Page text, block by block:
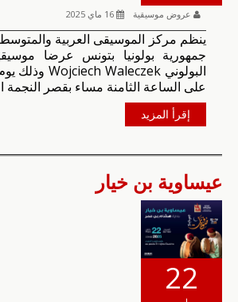
عروض موسيقية
ينظم مركز الموسيقى العربية
جمهورية بولونيا بتونس عرضا
على الساعة الثامنة مساء بقصر النجمة
إقرأ المزيد
عيساوية بن خيار
22